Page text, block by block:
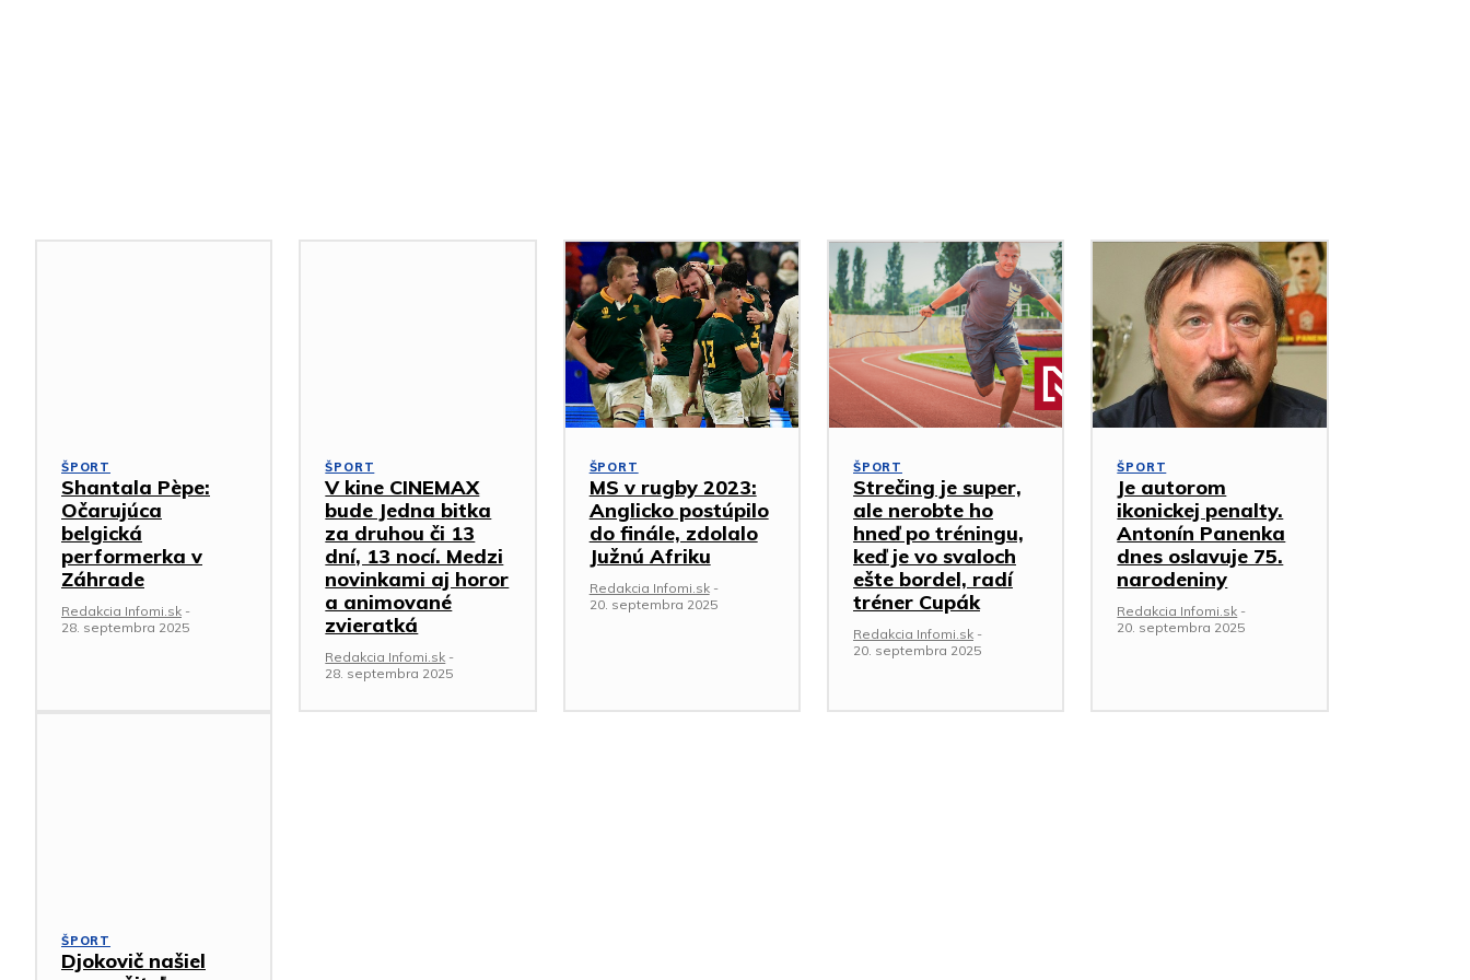
ŠPORT
Shantala Pèpe:
Očarujúca
belgická
performerka v
Záhrade
Redakcia Infomi.sk -
28. septembra 2025
ŠPORT
V kine CINEMAX
bude Jedna bitka
za druhou či 13
dní, 13 nocí. Medzi
novinkami aj horor
a animované
zvieratká
Redakcia Infomi.sk -
28. septembra 2025
ŠPORT
MS v rugby 2023:
Anglicko postúpilo
do finále, zdolalo
Južnú Afriku
Redakcia Infomi.sk -
20. septembra 2025
ŠPORT
Strečing je super,
ale nerobte ho
hneď po tréningu,
keď je vo svaloch
ešte bordel, radí
tréner Cupák
Redakcia Infomi.sk -
20. septembra 2025
ŠPORT
Je autorom
ikonickej penalty.
Antonín Panenka
dnes oslavuje 75.
narodeniny
Redakcia Infomi.sk -
20. septembra 2025
ŠPORT
Djokovič našiel